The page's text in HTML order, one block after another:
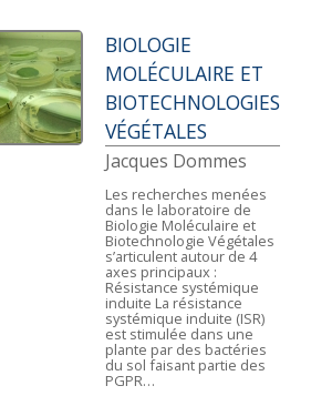
BIOLOGIE
MOLÉCULAIRE ET
BIOTECHNOLOGIES
VÉGÉTALES
Jacques Dommes
Les recherches menées
dans le laboratoire de
Biologie Moléculaire et
Biotechnologie Végétales
s’articulent autour de 4
axes principaux :
Résistance systémique
induite La résistance
systémique induite (ISR)
est stimulée dans une
plante par des bactéries
du sol faisant partie des
PGPR…